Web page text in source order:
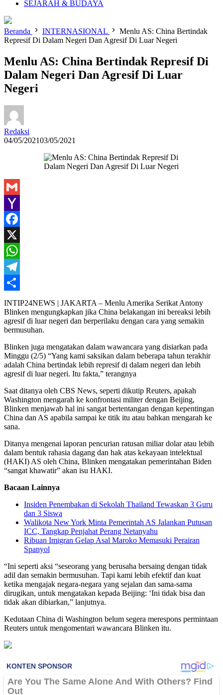
SEJARAH & BUDAYA
Beranda INTERNASIONAL
Menlu AS: China Bertindak
Represif Di Dalam Negeri Dan Agresif Di Luar Negeri
Menlu AS: China Bertindak Represif Di
Dalam Negeri Dan Agresif Di Luar
Negeri
Redaksi
04/05/202103/05/2021
Gmail
Yahoo
Mail
Facebook
X
WhatsApp
Telegram
Share
INTIP24NEWS | JAKARTA – Menlu Amerika Serikat Antony
Blinken mengungkapkan jika China belakangan ini bereaksi lebih
agresif di luar negeri dan berperilaku dengan cara yang semakin
bermusuhan.
Blinken juga mengatakan dalam wawancara yang disiarkan pada
Minggu (2/5) “Yang kami saksikan dalam beberapa tahun terakhir
adalah China bertindak lebih represif di dalam negeri dan lebih
agresif di luar negeri. Itu fakta,” terangnya
Saat ditanya oleh CBS News, seperti dikutip Reuters, apakah
Washington mengarah ke konfrontasi militer dengan Beijing,
Blinken menjawab hal ini sangat bertentangan dengan kepentingan
China dan AS apabila sampai ke titik itu atau bahkan mengarah ke
sana.
Ditanya mengenai laporan pencurian ratusan miliar dolar atau lebih
dalam bentuk rahasia dagang dan hak atas kekayaan intelektual
(HAKI) AS oleh China, Blinken mengatakan pemerintahan Biden
“sangat khawatir” akan isu HAKI.
Bacaan Lainnya
Insiden Penembakan di Sekolah Thailand Tewaskan 3 Guru
dan 3 Siswa
Walikota New York Minta Pemerintah AS Jalankan Putusan
ICC, Tangkap Penjahat Perang Netanyahu
Ribuan Imigran Gelap Asal Maroko Memasuki Perairan
Spanyol
“Ini seperti aksi “seseorang yang berusaha bersaing dengan tidak
adil dan semakin bermusuhan. Tapi kami lebih efektif dan kuat
ketika mengajak negara-negara yang sejalan dan sama-sama
dirugikan, untuk mengatakan kepada Beijing: ‘Ini tidak bisa dan
tidak akan dibiarkan,” lanjutnya.
Kedutaan China di Washington belum segera merespons permintaan
Reuters untuk mengomentari wawancara Blinken itu.